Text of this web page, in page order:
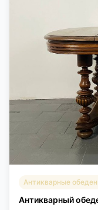
Антикварные
Антикварный